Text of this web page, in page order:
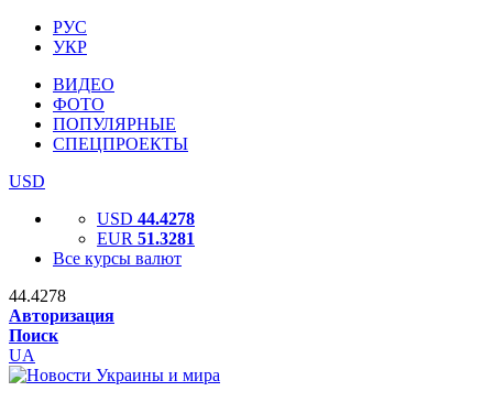
РУС
УКР
ВИДЕО
ФОТО
ПОПУЛЯРНЫЕ
СПЕЦПРОЕКТЫ
USD
USD 44.4278
EUR 51.3281
Все курсы валют
44.4278
Авторизация
Поиск
UA